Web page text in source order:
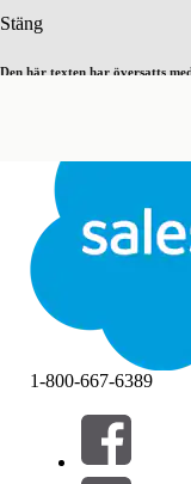
Stäng
Den här texten har översatts
StängStäng
Filtrera efter (0)
VÄLJ FILTER
1-800-667-6389